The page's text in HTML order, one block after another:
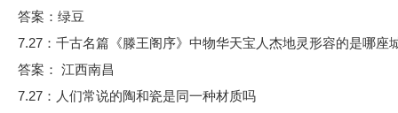
答案：绿豆
7.27：千古名篇《滕王阁序》中物华天宝人杰地灵形容的是哪座
答案： 江西南昌
7.27：人们常说的陶和瓷是同一种材质吗